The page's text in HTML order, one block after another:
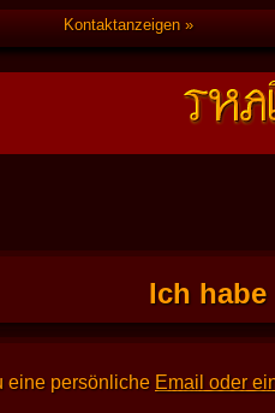
Kontaktanzeigen
Ich
eine persönliche Email oder